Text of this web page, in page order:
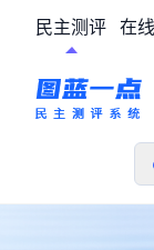
民主测评 在